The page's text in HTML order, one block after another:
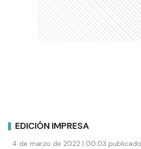
EDICIÓN IMPRESA
4 de marzo de 2022 | 00:03